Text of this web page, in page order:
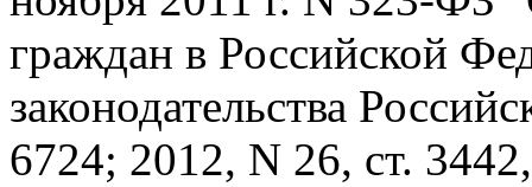
граждан в Российской
законодательства
6724; 2012, N 26, ст.